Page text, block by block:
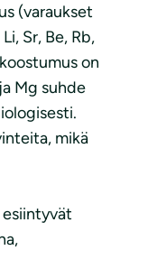
(varaukset
Sr, Be, Rb,
on
Mg suhde
mikä